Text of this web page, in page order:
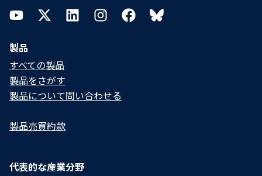
YouTubeTwitterLinkedInInstagramFacebookBluesky
製品
すべての製品
製品をさがす
製品について問い合わせる​
製品売買約款
代表的な産業分野